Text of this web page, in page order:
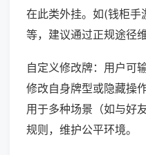
在此类外挂。如(钱柜手
等，建议通过正规途径
自定义修改牌：用户可
修改自身牌型或隐藏操
用于多种场景（如与好
规则，维护公平环境。